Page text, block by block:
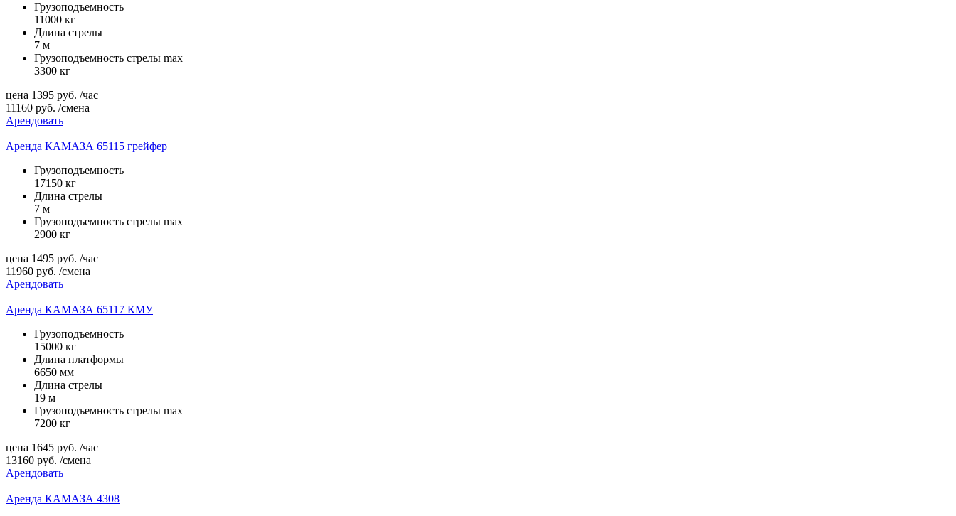
Грузоподъемность
11000 кг
Длина стрелы
7 м
Грузоподъемность стрелы max
3300 кг
цена 1395 руб. /час
11160 руб. /смена
Арендовать
Аренда КАМАЗА 65115 грейфер
Грузоподъемность
17150 кг
Длина стрелы
7 м
Грузоподъемность стрелы max
2900 кг
цена 1495 руб. /час
11960 руб. /смена
Арендовать
Аренда КАМАЗА 65117 КМУ
Грузоподъемность
15000 кг
Длина платформы
6650 мм
Длина стрелы
19 м
Грузоподъемность стрелы max
7200 кг
цена 1645 руб. /час
13160 руб. /смена
Арендовать
Аренда КАМАЗА 4308